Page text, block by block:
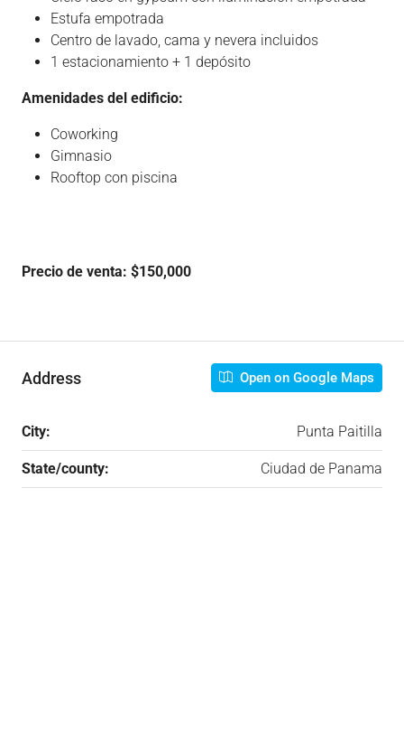
Estufa empotrada
Centro de lavado, cama y nevera incluidos
1 estacionamiento + 1 depósito
Amenidades del edificio:
Coworking
Gimnasio
Rooftop con piscina
Precio de venta: $150,000
Address Open on Google Maps
City: Punta Paitilla
State/county: Ciudad de Panama